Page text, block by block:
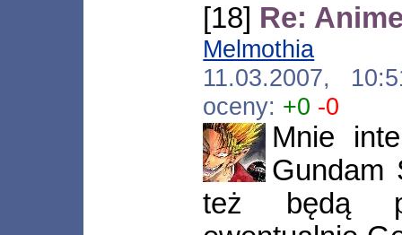
[18] Re:
Melmothia
11.03.2007,
oceny: +0 -0
Mnie
Gundam
też będą